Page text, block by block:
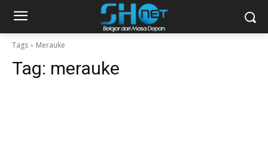
Tags Merauke
Tag: merauke